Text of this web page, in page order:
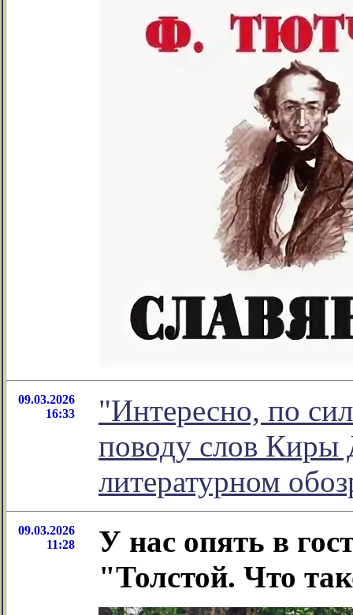
09.03.2026
16:33
"Интересно, по
поводу слов Киры
литературном
09.03.2026
11:28
У нас опять в
"Толстой. Что